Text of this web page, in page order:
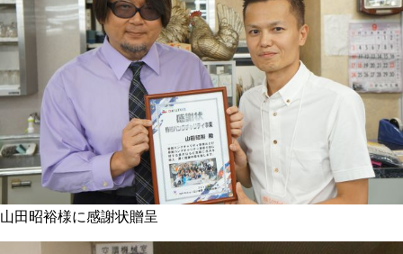
山田昭裕様に感謝状贈呈